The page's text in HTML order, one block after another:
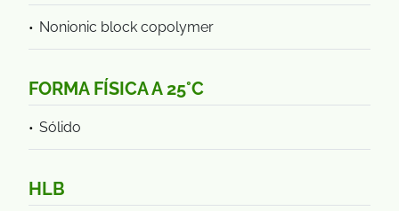
Nonionic block copolymer
FORMA FÍSICA A 25°C
Sólido
HLB